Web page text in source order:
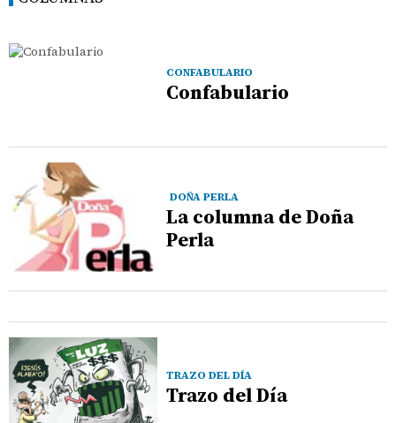
CONFABULARIO
Confabulario
DOÑA PERLA
La columna de Doña
Perla
TRAZO DEL DÍA
Trazo del Día